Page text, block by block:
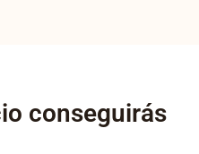
conseguirás